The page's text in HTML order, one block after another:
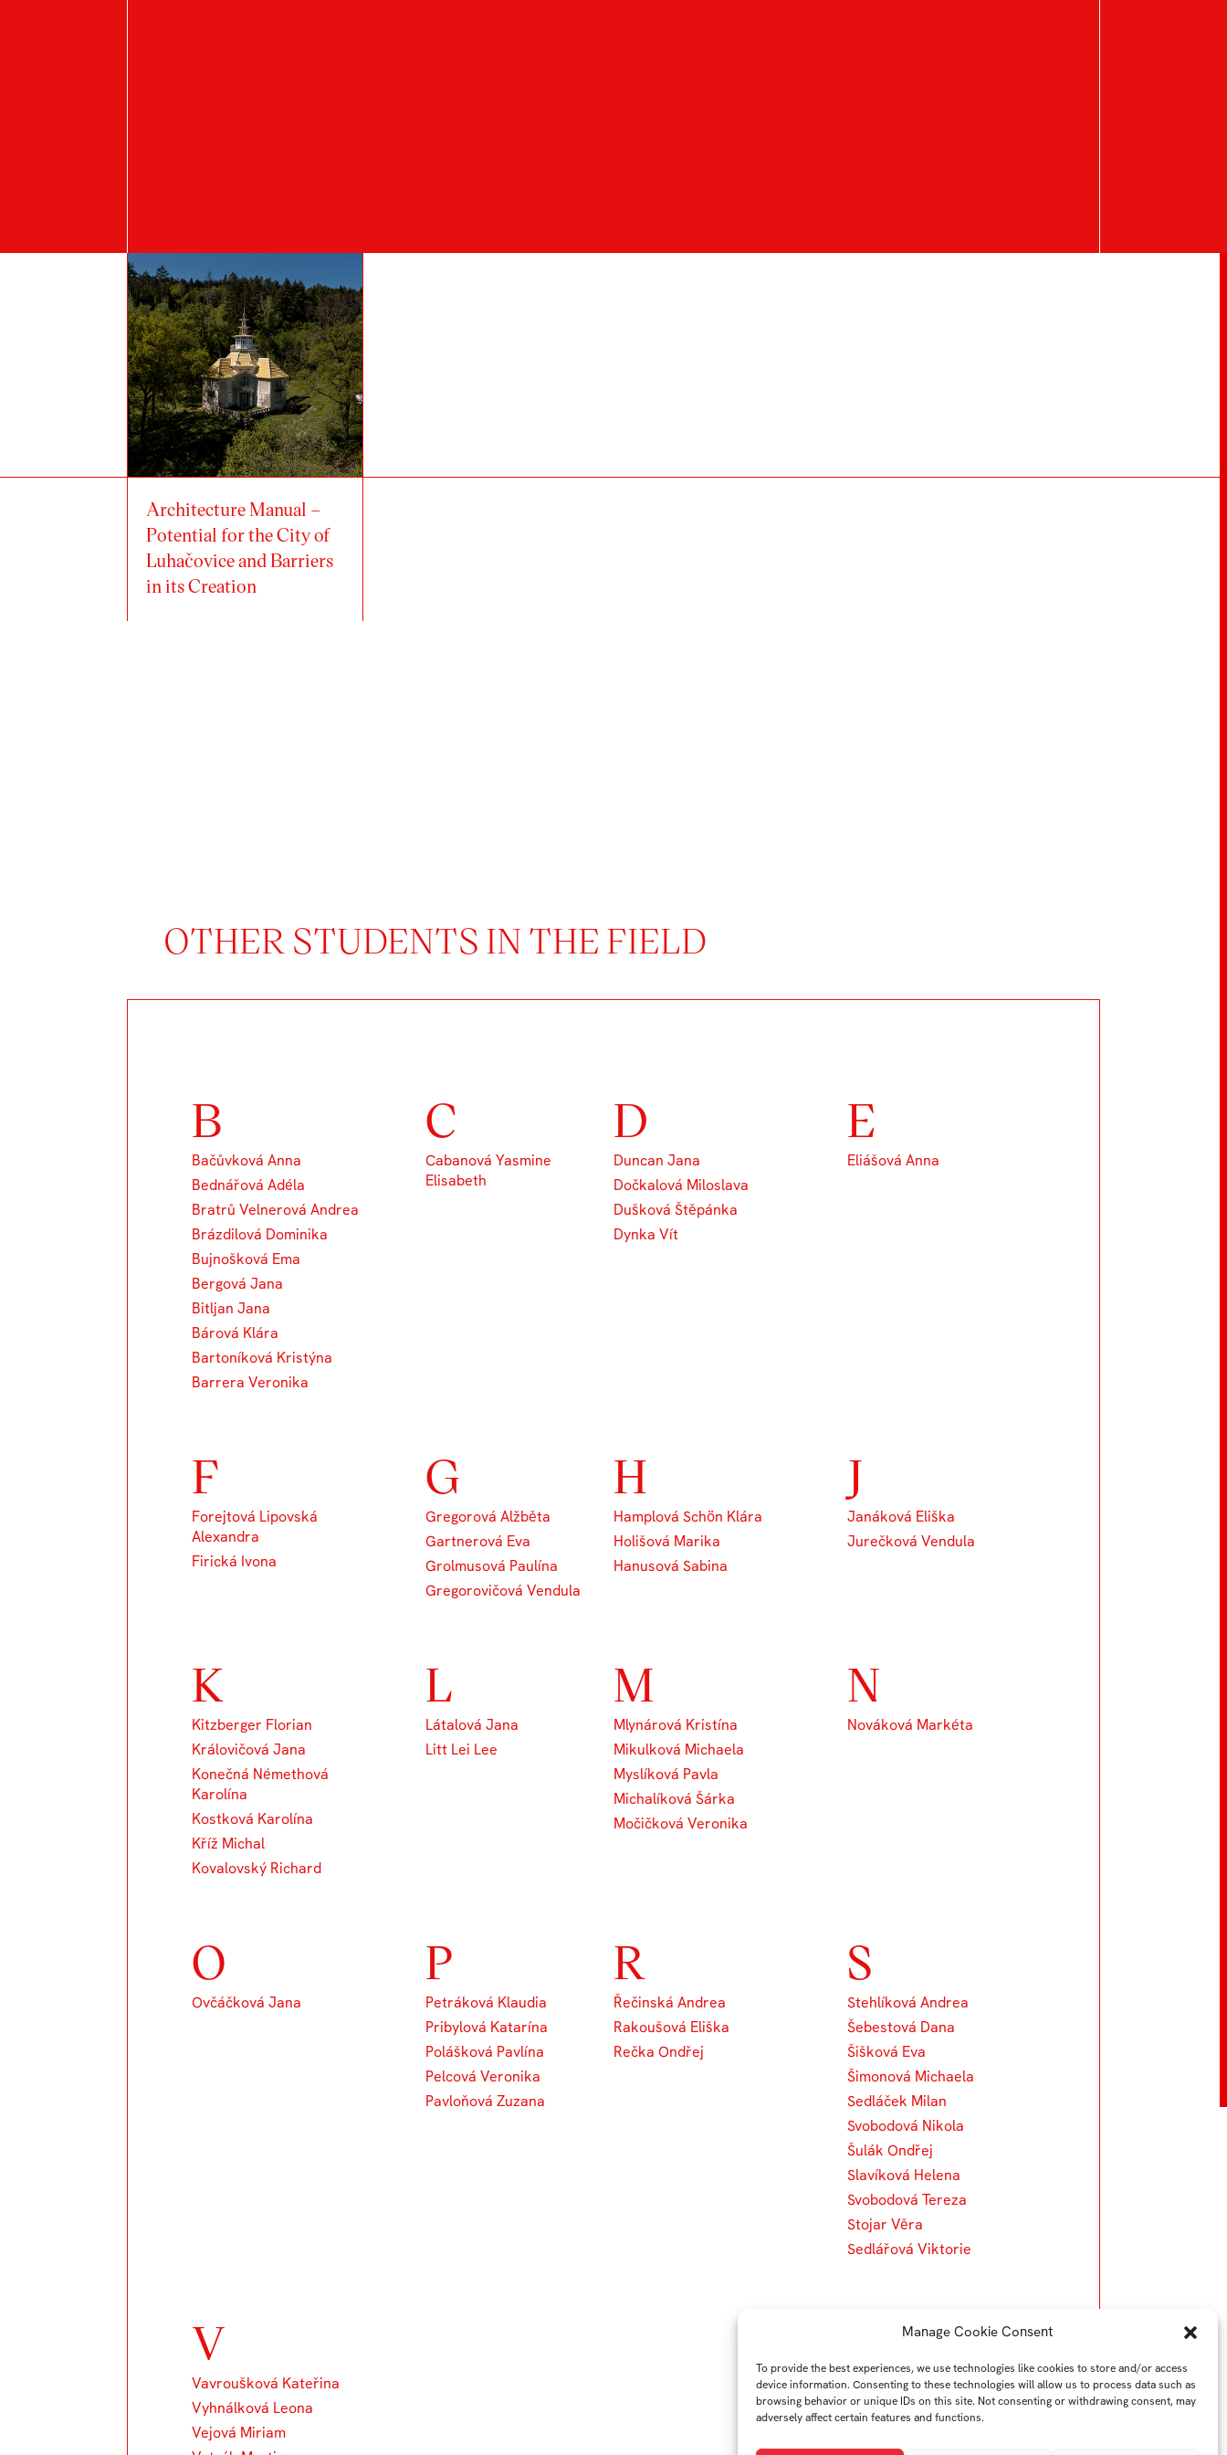
Manage Cookie Consent
To provide the best experiences, we use technologies like cookies to store and/or access
device information. Consenting to these technologies will allow us to process data such as
browsing behavior or unique IDs on this site. Not consenting or withdrawing consent, may
adversely affect certain features and functions.
Architecture Manual –
Potential for the City of
Luhačovice and Barriers
in its Creation
OTHER STUDENTS IN THE FIELD
B
Bačůvková Anna
Bednářová Adéla
Bratrů Velnerová Andrea
Brázdilová Dominika
Bujnošková Ema
Bergová Jana
Bitljan Jana
Bárová Klára
Bartoníková Kristýna
Barrera Veronika
C
Cabanová Yasmine
Elisabeth
D
Duncan Jana
Dočkalová Miloslava
Dušková Štěpánka
Dynka Vít
E
Eliášová Anna
F
Forejtová Lipovská
Alexandra
Firická Ivona
G
Gregorová Alžběta
Gartnerová Eva
Grolmusová Paulína
Gregorovičová Vendula
H
Hamplová Schön Klára
Holišová Marika
Hanusová Sabina
J
Janáková Eliška
Jurečková Vendula
K
Kitzberger Florian
Královičová Jana
Konečná Némethová
Karolína
Kostková Karolína
Kříž Michal
Kovalovský Richard
L
Látalová Jana
Litt Lei Lee
M
Mlynárová Kristína
Mikulková Michaela
Myslíková Pavla
Michalíková Šárka
Močičková Veronika
N
Nováková Markéta
O
Ovčáčková Jana
P
Petráková Klaudia
Pribylová Katarína
Polášková Pavlína
Pelcová Veronika
Pavloňová Zuzana
R
Řečinská Andrea
Rakoušová Eliška
Rečka Ondřej
S
Stehlíková Andrea
Šebestová Dana
Šišková Eva
Šimonová Michaela
Sedláček Milan
Svobodová Nikola
Šulák Ondřej
Slavíková Helena
Svobodová Tereza
Stojar Věra
Sedlářová Viktorie
V
Vavroušková Kateřina
Vyhnálková Leona
Vejová Miriam